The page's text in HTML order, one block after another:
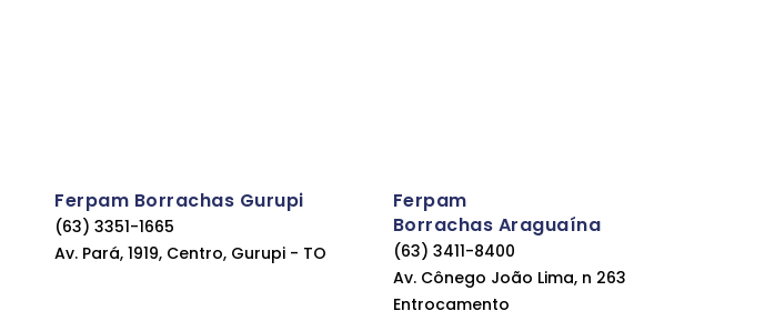
Ferpam Borrachas Gurupi
(63) 3351-1665
Av. Pará, 1919, Centro, Gurupi - TO
Ferpam
Borrachas Araguaína
(63) 3411-8400
Av. Cônego João Lima, n 263
Entrocamento